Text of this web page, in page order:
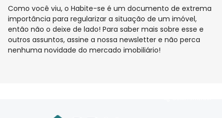
Como você viu, o Habite-se é um documento de extrema
importância para regularizar a situação de um imóvel,
então não o deixe de lado! Para saber mais sobre esse e
outros assuntos, assine a nossa newsletter e não perca
nenhuma novidade do mercado imobiliário!